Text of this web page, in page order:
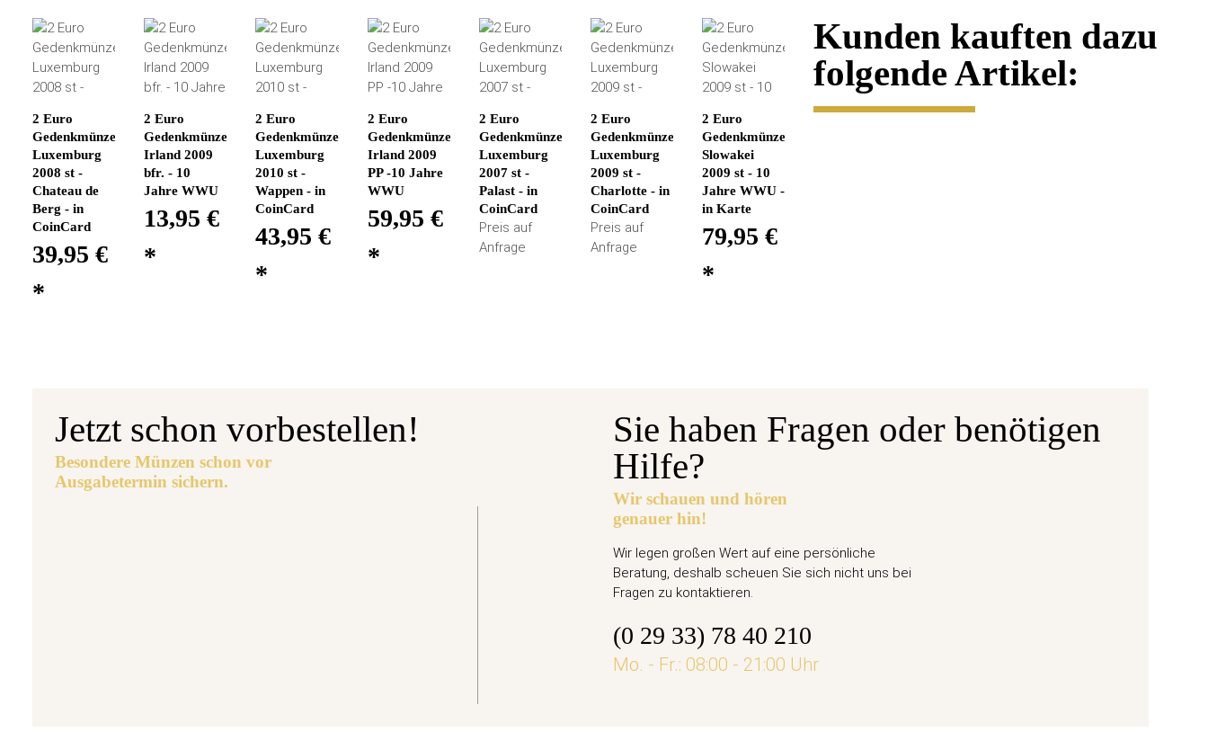
2 Euro
Gedenkmünze
Luxemburg
2008 st -
Chateau de
Berg - in
CoinCard
39,95 €
*
2 Euro
Gedenkmünze
Irland 2009
bfr. - 10
Jahre WWU
13,95 €
*
2 Euro
Gedenkmünze
Luxemburg
2010 st -
Wappen - in
CoinCard
43,95 €
*
2 Euro
Gedenkmünze
Irland 2009
PP -10 Jahre
WWU
59,95 €
*
2 Euro
Gedenkmünze
Luxemburg
2007 st -
Palast - in
CoinCard
Preis auf
Anfrage
2 Euro
Gedenkmünze
Luxemburg
2009 st -
Charlotte - in
CoinCard
Preis auf
Anfrage
2 Euro
Gedenkmünze
Slowakei
2009 st - 10
Jahre WWU -
in Karte
79,95 €
*
Kunden kauften dazu
folgende Artikel:
Jetzt schon vorbestellen!
Besondere Münzen schon vor
Ausgabetermin sichern.
5 Euro Gedenkmünze Deutschland 2026 bfr. - Ariane 6
Sie haben Fragen oder benötigen
Hilfe?
Wir schauen und hören
genauer hin!
Wir legen großen Wert auf eine persönliche
Beratung, deshalb scheuen Sie sich nicht uns bei
Fragen zu kontaktieren.
(0 29 33) 78 40 210
Mo. - Fr.: 08:00 - 21:00 Uhr